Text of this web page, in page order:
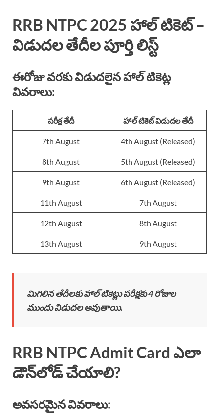
RRB NTPC 2025 హాల్ టికెట్ –
విడుదల తేదీల పూర్తి లిస్ట్
ఈరోజు వరకు విడుదలైన హాల్ టికెట్ల
వివరాలు:
పరీక్ష తేదీ హాల్ టికెట్ విడుదల తేదీ
7th August 4th August (Released)
8th August 5th August (Released)
9th August 6th August (Released)
11th August 7th August
12th August 8th August
13th August 9th August
మిగిలిన తేదీలకు హాల్ టికెట్లు పరీక్షకు 4 రోజుల
ముందు విడుదల అవుతాయి.
RRB NTPC Admit Card ఎలా
డౌన్‌లోడ్ చేయాలి?
అవసరమైన వివరాలు: